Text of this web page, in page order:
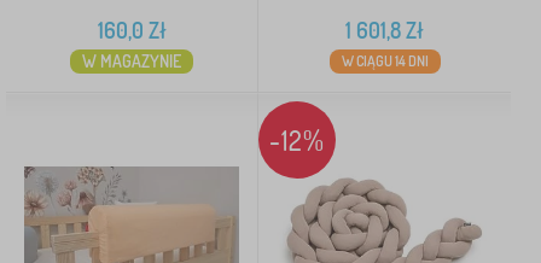
160,0 Zł
W MAGAZYNIE
1 601,8Zł
W CIĄGU 14 DNI
-12%